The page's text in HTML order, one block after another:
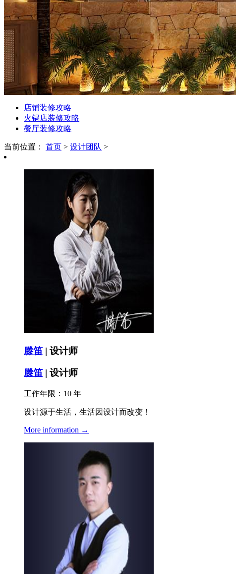
店铺装修攻略
火锅店装修攻略
餐厅装修攻略
当前位置： 首页 > 设计团队 >
滕笛 | 设计师
滕笛 | 设计师
工作年限：10 年
设计源于生活，生活因设计而改变！
More information →